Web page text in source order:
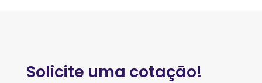
Solicite uma cotação!